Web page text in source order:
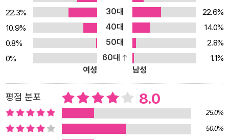
22.3%
30대
22.6%
10.9%
40대
14.0%
0.8%
50대
2.8%
0%
60대
1.1%
여성
남성
평점 분포 8.0
25.0%
50.0%